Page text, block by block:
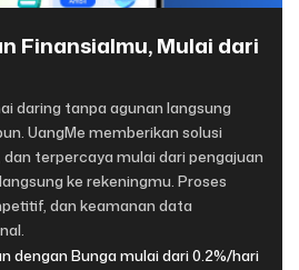
Finansialmu, Mulai dari
daring tanpa agunan langsung
UangMe memberikan solusi
terpercaya mulai dari pengajuan
ke rekeningmu. Proses
dan keamanan data
dengan Bunga mulai dari 0.2%/hari